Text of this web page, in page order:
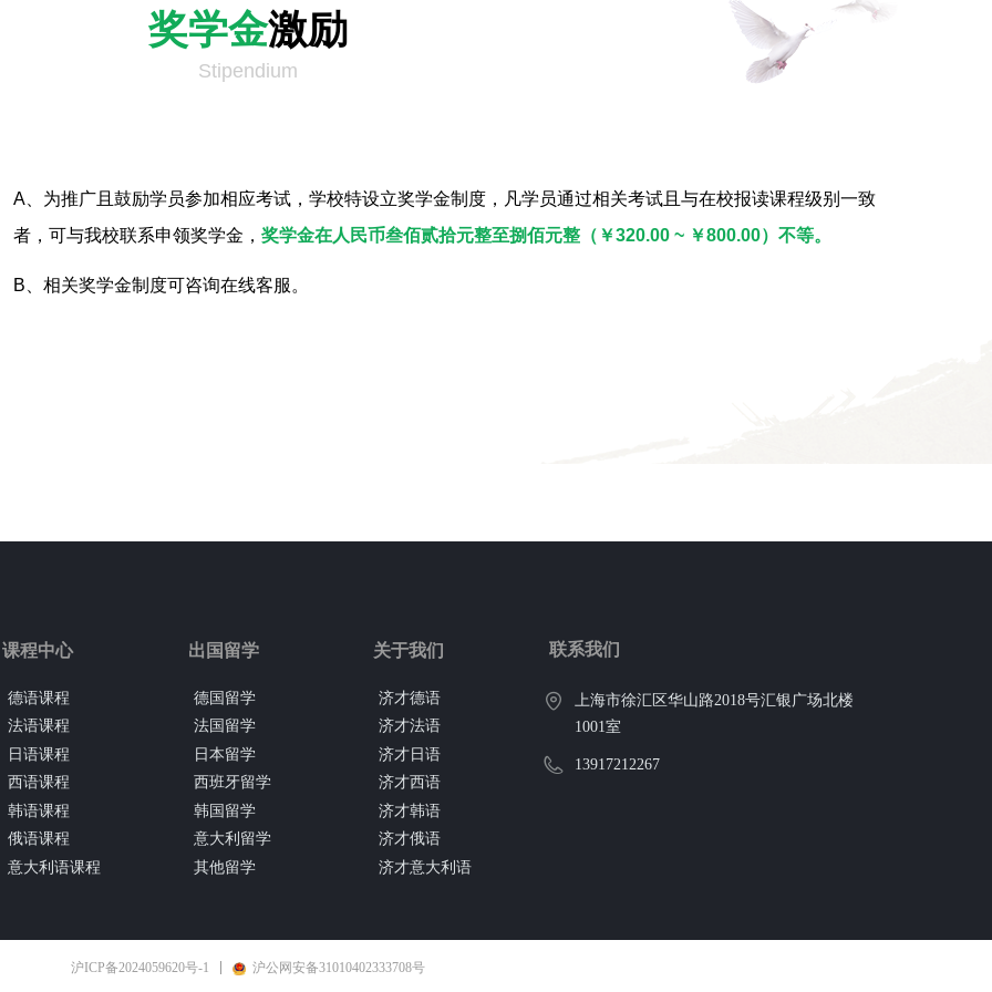
A、为推广且鼓励学员参加相应考试，学校特设立奖学金制度，凡学员通过相关考试且与在校报读课程级别一致
者，可与我校联系申领奖学金， 奖学金在人民币叁佰贰拾元整至捌佰元整（￥320.00 ~ ￥800.00）不等。
B、相关奖学金制度可咨询在线客服。
奖学金激励
Stipendium
课程中心
德语课程
法语课程
日语课程
西语课程
韩语课程
俄语课程
意大利语课程
德国留学
法国留学
日本留学
西班牙留学
韩国留学
意大利留学
其他留学
出国留学
济才德语
济才法语
济才日语
济才西语
济才韩语
济才俄语
济才意大利语
关于我们 联系我们
上海市徐汇区华山路2018号汇银广场北楼
1001室
13917212267
沪ICP备2024059620号-1 沪公网安备31010402333708号